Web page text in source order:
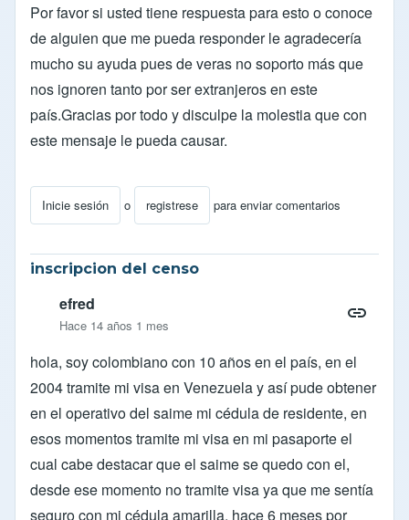
Por favor si usted tiene respuesta para esto o conoce
de alguien que me pueda responder le agradecería
mucho su ayuda pues de veras no soporto más que
nos ignoren tanto por ser extranjeros en este
país.Gracias por todo y disculpe la molestia que con
este mensaje le pueda causar.
Inicie sesión o registrese para enviar comentarios
inscripcion del censo
efred
Hace 14 años 1 mes
hola, soy colombiano con 10 años en el país, en el
2004 tramite mi visa en Venezuela y así pude obtener
en el operativo del saime mi cédula de residente, en
esos momentos tramite mi visa en mi pasaporte el
cual cabe destacar que el saime se quedo con el,
desde ese momento no tramite visa ya que me sentía
seguro con mi cédula amarilla, hace 6 meses por